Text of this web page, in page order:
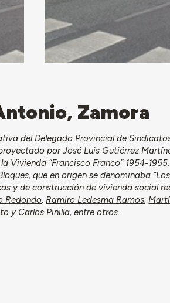
Zamora
del Delegado Provincial de
por José Luis Gutiérrez
Vivienda “Francisco Franco” 1954-
que en origen se denominaba
y de construcción de vivienda social
Redondo,Ramiro Ledesma Ramos,
y Carlos Pinilla, entre otros.